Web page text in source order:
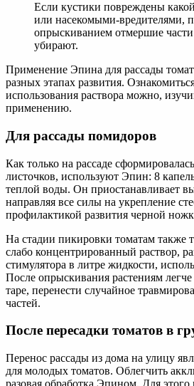
Если кустики повреждены
или насекомыми-вредителями,
опрыскиванием отмершие части
убирают.
Применение Эпина для рассады
разных этапах развития.
использования раствора можно,
применению.
Для рассады помидоров
Как только на рассаде
листочков, используют Эпин: 8
теплой воды. Он приостанавливает
направляя все силы на укрепление
профилактикой развития черной
На стадии пикировки томатам также
слабо концентрированный раствор,
стимулятора в литре жидкости,
После опрыскивания растениям
таре, перенести случайное
частей.
После пересадки томатов в
Перенос рассады из дома на улицу
для молодых томатов. Облегчить
разовая обработка Эпином. Для